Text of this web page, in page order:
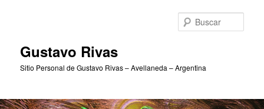
Gustavo Rivas
Sitio Personal de Gustavo Rivas – Avellaneda – Argentina